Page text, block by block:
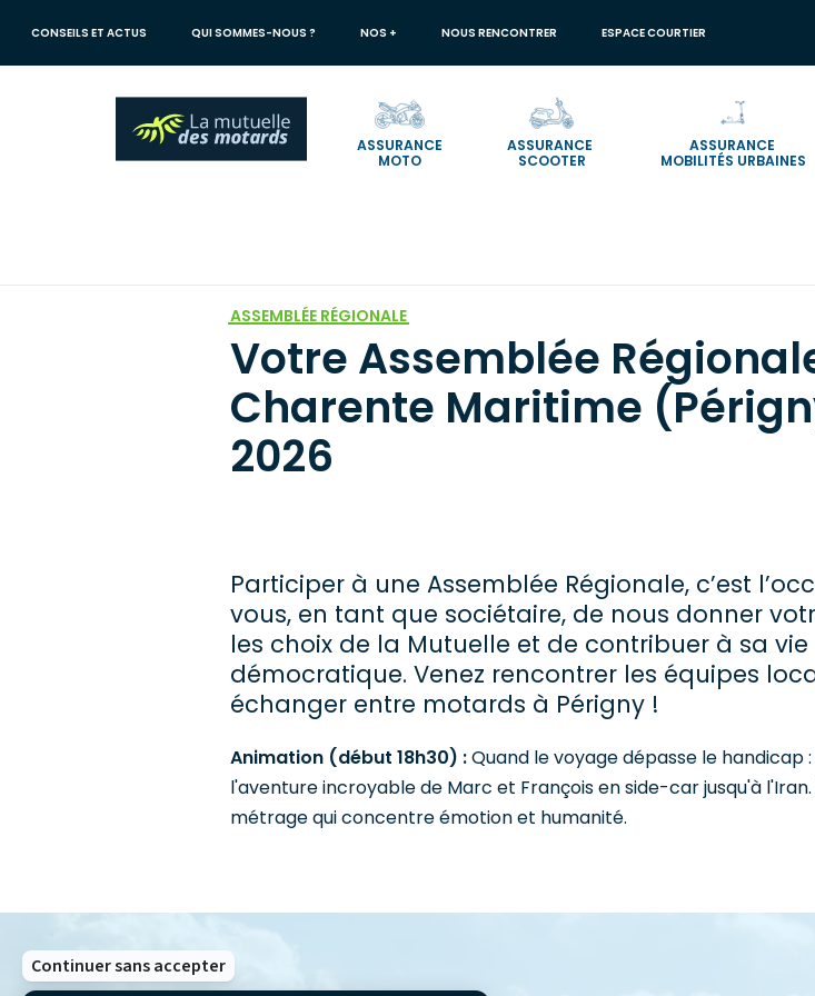
Continuer sans accepter
principal
CONSEILS ET ACTUS QUI SOMMES-NOUS ? NOS + NOUS RENCONTRER ESPACE COURTIER
ASSURANCE
MOTO
ASSURANCE
SCOOTER
ASSURANCE
MOBILITÉS URBAINES
ASSEMBLÉE RÉGIONALE
Votre Assemblée
Charente Maritime
2026
Participer à une Assemblée Régionale, c’est
vous, en tant que sociétaire, de nous donner
les choix de la Mutuelle et de contribuer à sa vie
démocratique. Venez rencontrer les équipes
échanger entre motards à Périgny !
Animation (début 18h30) :Quand le voyage dépasse le handicap
l'aventure incroyable de Marc et François en side-car jusqu'à
métrage qui concentre émotion et humanité.